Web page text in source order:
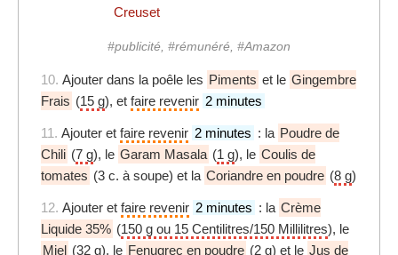
Creuset
#publicité, #rémunéré, #Amazon
10. Ajouter dans la poêle les Piments et le Gingembre
Frais (15 g), et faire revenir 2 minutes
11. Ajouter et faire revenir 2 minutes : la Poudre de
Chili (7 g), le Garam Masala (1 g), le Coulis de
tomates (3 c. à soupe) et la Coriandre en poudre (8 g)
12. Ajouter et faire revenir 2 minutes : la Crème
Liquide 35% (150 g ou 15 Centilitres/150 Millilitres), le
Miel (32 g), le Fenugrec en poudre (2 g) et le Jus de